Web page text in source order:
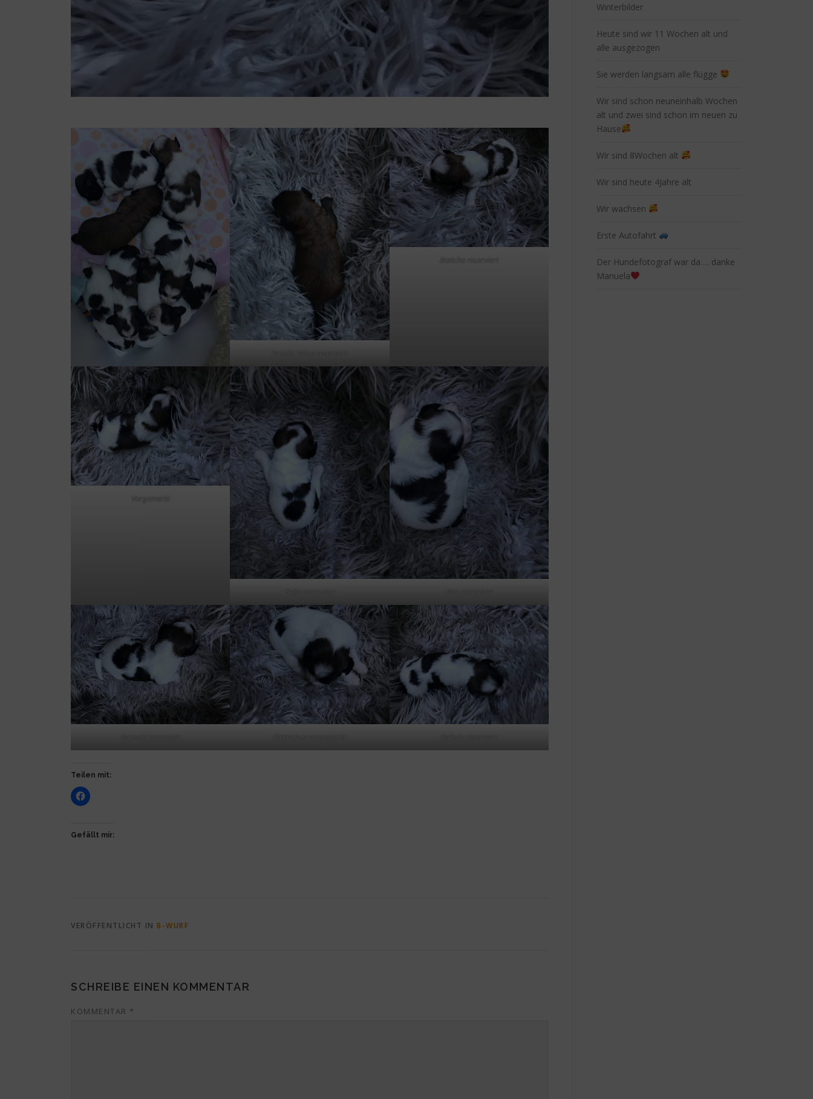
Bambi Belou reserviert
Baticha reserviert
Vorgemerkt
Bella reserviert Boo reserviert
Bansari reserviert Blümchen vorgemerkt Bahula reserviert
Teilen mit:
Gefällt mir:
VERÖFFENTLICHT IN B-WURF
SCHREIBE EINEN KOMMENTAR
KOMMENTAR *
Winterbilder
Heute sind wir 11 Wochen alt und
alle ausgezogen
Sie werden langsam alle flügge
Wir sind schon neuneinhalb Wochen
alt und zwei sind schon im neuen zu
Hause
Wir sind 8Wochen alt
Wir sind heute 4Jahre alt
Wir wachsen
Erste Autofahrt
Der Hundefotograf war da…. danke
Manuela